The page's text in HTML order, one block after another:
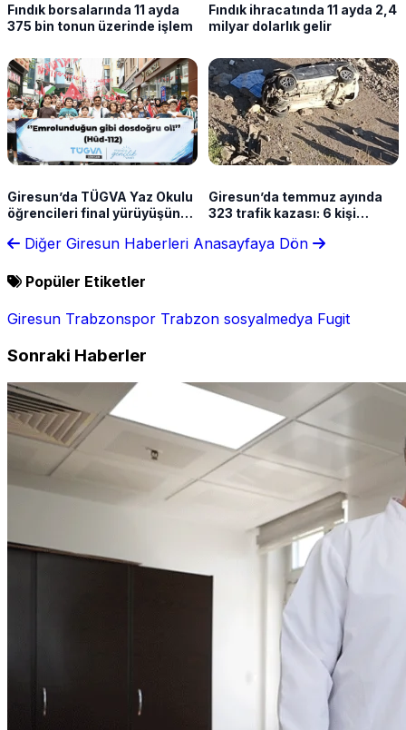
Fındık borsalarında 11 ayda
375 bin tonun üzerinde işlem
Fındık ihracatında 11 ayda 2,4
milyar dolarlık gelir
Giresun’da TÜGVA Yaz Okulu
öğrencileri final yürüyüşünde
Giresun’da temmuz ayında
323 trafik kazası: 6 kişi
Diğer Giresun Haberleri Anasayfaya Dön
Popüler Etiketler
Giresun Trabzonspor Trabzon sosyalmedya Fugit
Sonraki Haberler